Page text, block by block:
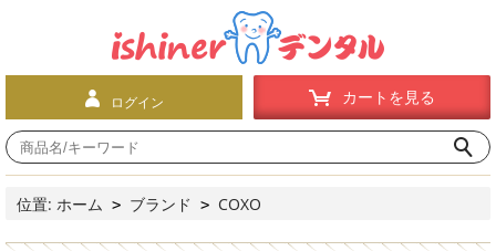
ログイン カートを見る
位置: ホーム > ブランド > COXO